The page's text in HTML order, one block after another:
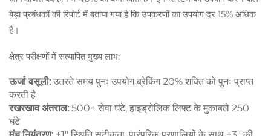
बेड़ा प्रबंधकों की रिपोर्ट में बताया गया है कि उपकरणों का उपयोग दर 15% अधिक
है।
क्षेत्र परीक्षणों में सत्यापित मुख्य लाभ:
ऊर्जा वसूली: उतरते समय पुनः उपयोग ब्रेकिंग 20% शक्ति को पुनः प्राप्त
करती है
रखरखाव अंतराल: 500+ सेवा घंटे, हाइड्रोलिक लिफ्ट के मुकाबले 250
घंटे